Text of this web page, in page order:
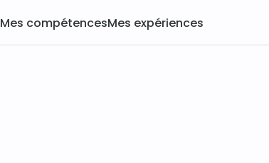
Mes compétencesMes expériences